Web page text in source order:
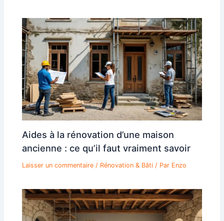
Aides à la rénovation d’une maison
ancienne : ce qu’il faut vraiment savoir
Laisser un commentaire / Rénovation & Bâti / Par Enzo